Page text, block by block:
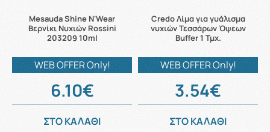
Mesauda Shine N'Wear
Βερνίκι Νυχιών Rossini
203209 10ml
WEB OFFER Only!
6.10€
ΣΤΟ ΚΑΛΑΘΙ
Credo Λίμα για γυάλισμα
νυχιών Τεσσάρων Όψεων
Buffer 1 Τμχ.
WEB OFFER Only!
3.54€
ΣΤΟ ΚΑΛΑΘΙ